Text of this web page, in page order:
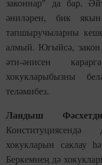
законнар" да бар.
әниләрен, бик якын
тапшыручыларны
алмый. Югыйсә, закон
әти-әнисен
хокукларыбызны
теләмибез.
Ландыш
хокукларын саклау
Беркемнең дә